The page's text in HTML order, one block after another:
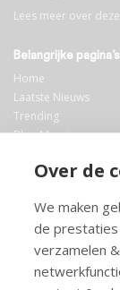
Over de
We maken
de
verzamelen
Lees meer over
Belangrijke pagina’s
Home
Laatste Nieuws
Trending
Blog Maurice
Bibliotheek
Info en service
FAQ
Doneren
Privacy